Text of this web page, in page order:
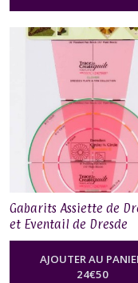
Gabarits Assiette de
et Eventail de Dresde
AJOUTER AU
24€50